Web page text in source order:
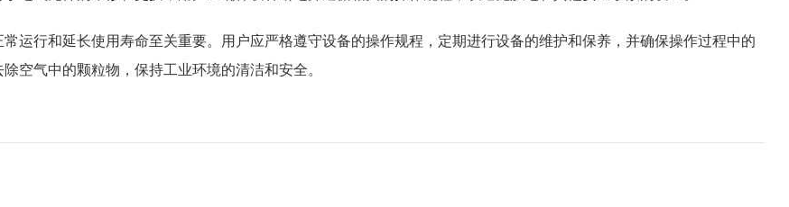
运行和延长使用寿命至关重要。用户应严格遵守设备的操作规程，定期进行设备的维护和保养，并确保操作过程中的
空气中的颗粒物，保持工业环境的清洁和安全。